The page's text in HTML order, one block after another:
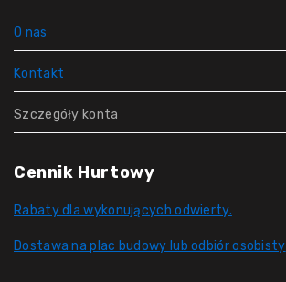
O nas
Kontakt
Szczegóły konta
Cennik Hurtowy
Rabaty dla wykonujących odwierty.
Dostawa na plac budowy lub odbiór osobisty